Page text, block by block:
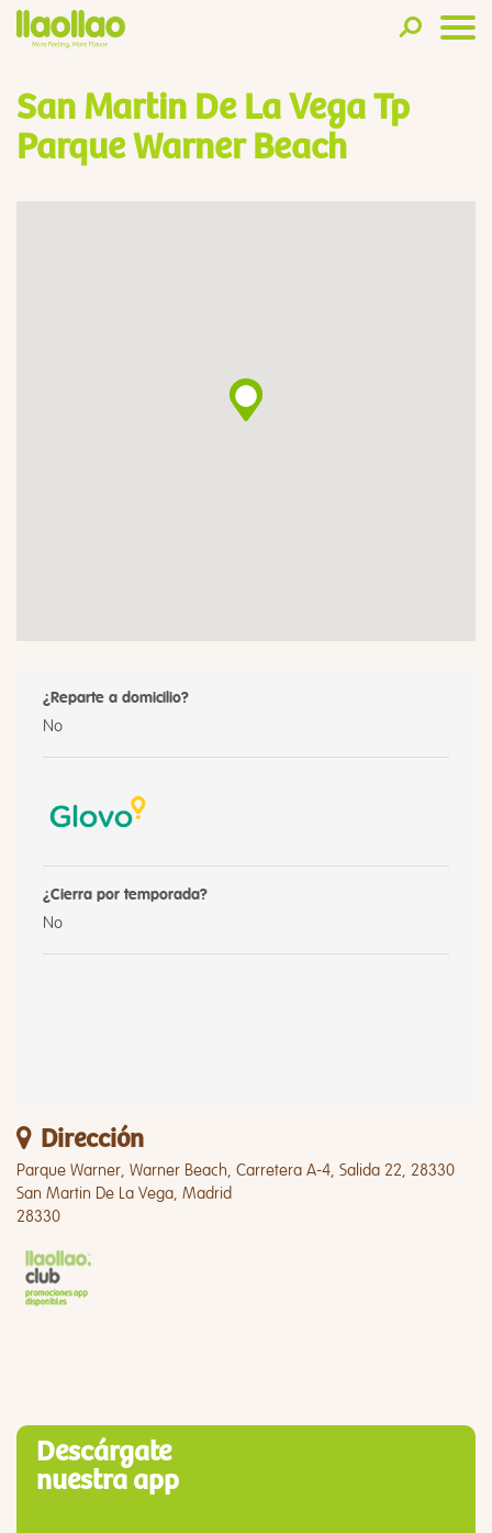
San Martin De La Vega Tp
Parque Warner Beach
¿Reparte a domicilio?
No
¿Cierra por temporada?
No
Dirección
Parque Warner, Warner Beach, Carretera A-4, Salida 22, 28330
San Martin De La Vega, Madrid
28330
Descárgate
nuestra app